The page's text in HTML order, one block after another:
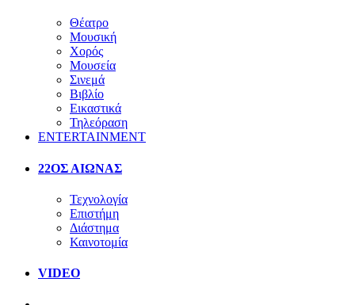
Θέατρο
Μουσική
Χορός
Μουσεία
Σινεμά
Βιβλίο
Εικαστικά
Τηλεόραση
ENTERTAINMENT
22ΟΣ ΑΙΩΝΑΣ
Τεχνολογία
Επιστήμη
Διάστημα
Καινοτομία
VIDEO